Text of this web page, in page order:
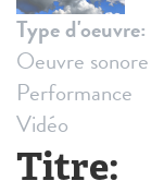
Type d'oeuvre:
Oeuvre sonore
Performance
Vidéo
Titre: